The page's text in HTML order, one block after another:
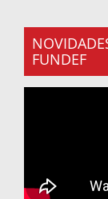
FUNDEF